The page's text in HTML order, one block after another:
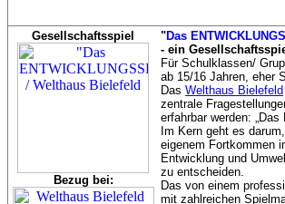
Gesellschaftsspiel
Bezug bei:
"Das
- ein
Für Schulklassen/
ab 15/16 Jahren, eher
Das Welthaus Bielefeld
zentrale
erfahrbar werden:
Im Kern geht es
eigenem Fortkommen
Entwicklung und
zu entscheiden.
Das von einem
mit zahlreichen